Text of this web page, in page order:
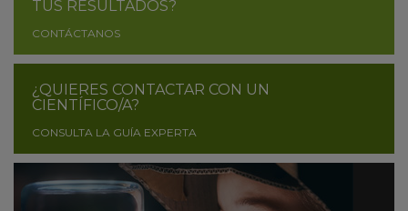
TUS RESULTADOS?
CONTÁCTANOS
¿QUIERES CONTACTAR CON UN
CIENTÍFICO/A?
CONSULTA LA GUÍA EXPERTA